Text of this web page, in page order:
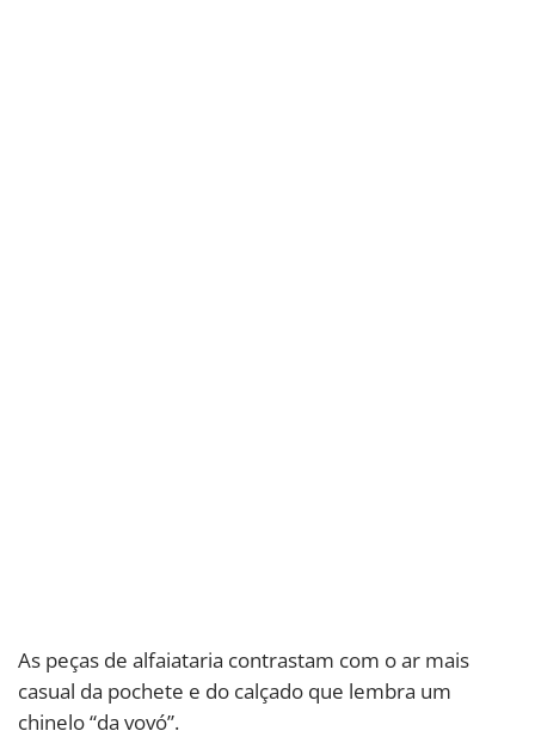
As peças de alfaiataria contrastam com o ar mais
casual da pochete e do calçado que lembra um
chinelo “da vovó”.